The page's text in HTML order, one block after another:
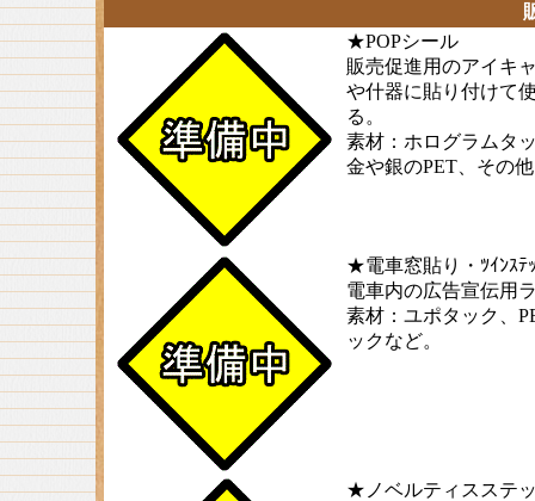
★POPシール
販売促進用のアイキ
や什器に貼り付けて
る。
素材：ホログラムタ
金や銀のPET、その
★電車窓貼り・ﾂｲﾝｽﾃ
電車内の広告宣伝用
素材：ユポタック、
ックなど。
★ノベルティスステ